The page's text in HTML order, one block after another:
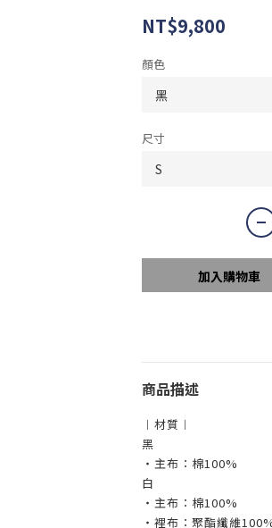
NT$9,800
顏色
尺寸
加入購物車
商品描述
︱材質︱
黑
・主布：棉100%
白
・主布：棉100%
・裡布：聚酯纖維